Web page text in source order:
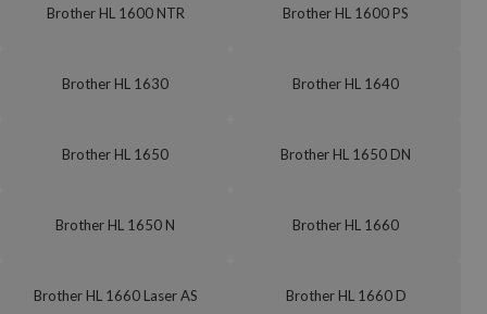
Brother HL 1600 NTR Brother HL 1600 PS
Brother HL 1630 Brother HL 1640
Brother HL 1650 Brother HL 1650 DN
Brother HL 1650 N Brother HL 1660
Brother HL 1660 Laser AS Brother HL 1660 D